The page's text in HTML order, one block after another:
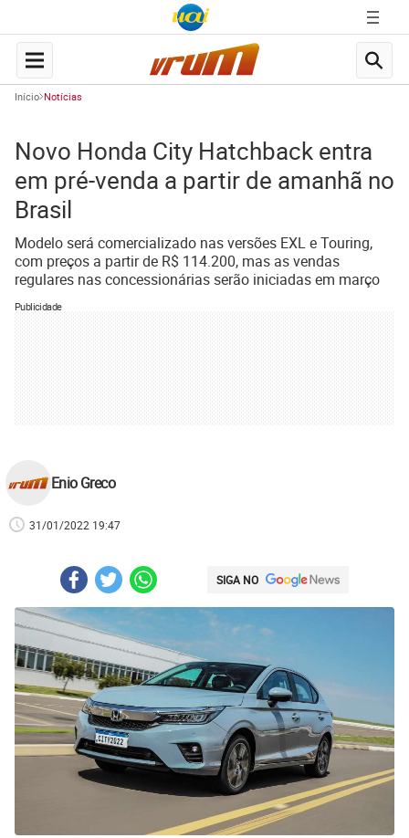
Início Notícias
Novo Honda City Hatchback entra
em pré-venda a partir de amanhã no
Brasil
Modelo será comercializado nas versões EXL e Touring,
com preços a partir de R$ 114.200, mas as vendas
regulares nas concessionárias serão iniciadas em março
Publicidade
Enio Greco
31/01/2022 19:47
SIGA NO